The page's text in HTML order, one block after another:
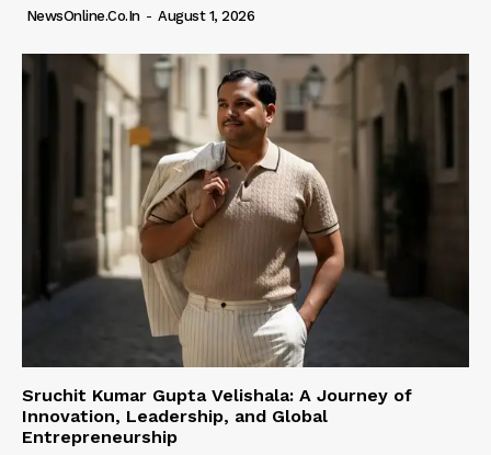
NewsOnline.co.in - August 1, 2026
Sruchit Kumar Gupta Velishala: A Journey of
Innovation, Leadership, and Global
Entrepreneurship